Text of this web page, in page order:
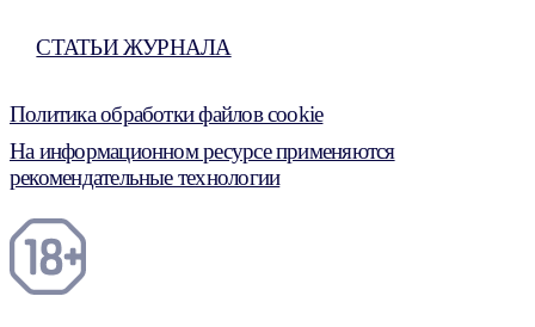
СТАТЬИ ЖУРНАЛА
Политика обработки файлов cookie
На информационном ресурсе применяются
рекомендательные технологии